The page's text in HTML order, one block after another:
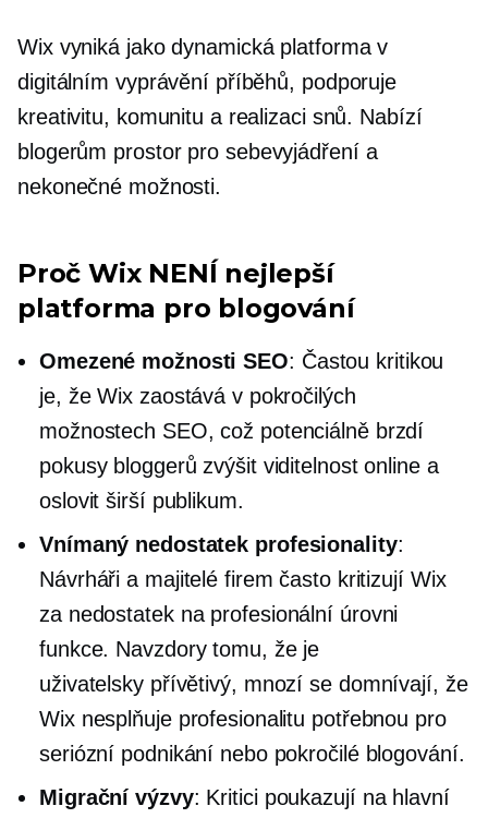
Wix vyniká jako dynamická platforma v
digitálním vyprávění příběhů, podporuje
kreativitu, komunitu a realizaci snů. Nabízí
blogerům prostor pro sebevyjádřenía
nekonečné možnosti.
Proč Wix NENÍ nejlepší
platforma pro blogování
Omezené možnosti SEO: Častou kritikou
je, že Wix zaostává v pokročilých
možnostech SEO, což potenciálně brzdí
pokusy bloggerů zvýšit viditelnost online a
oslovit širší publikum.
Vnímaný nedostatek profesionality:
Návrháři a majitelé firem často kritizují Wix
za nedostatek na profesionální úrovni
funkce. Navzdory tomu, že je
uživatelsky přívětivý, mnozí se domnívají, že
Wix nesplňuje profesionalitu potřebnou pro
seriózní podnikání nebo pokročilé blogování.
Migrační výzvy: Kritici poukazují na hlavní